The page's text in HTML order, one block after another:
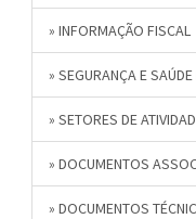
» INFORMAÇÃO FISCAL
» SEGURANÇA E
» SETORES DE
» DOCUMENTOS
» DOCUMENTOS